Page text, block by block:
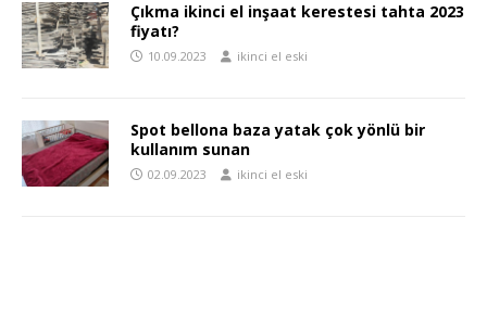
Çıkma ikinci el inşaat kerestesi tahta 2023
fiyatı?
10.09.2023 ikinci el eski
Spot bellona baza yatak çok yönlü bir
kullanım sunan
02.09.2023 ikinci el eski